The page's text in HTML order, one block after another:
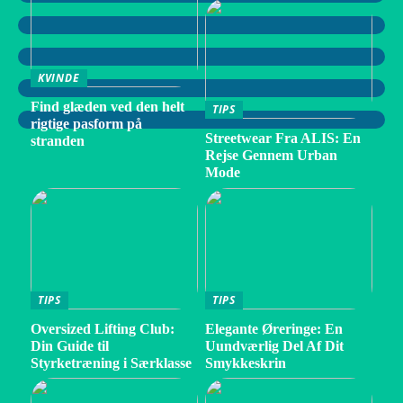
KVINDE
Find glæden ved den helt
rigtige pasform på
stranden
TIPS
Streetwear Fra ALIS: En
Rejse Gennem Urban
Mode
TIPS
Oversized Lifting Club:
Din Guide til
Styrketræning i Særklasse
TIPS
Elegante Øreringe: En
Uundværlig Del Af Dit
Smykkeskrin